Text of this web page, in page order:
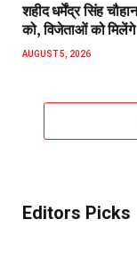
शहीद धर्मेंद्र सिंह
को, विजेताओं को
AUGUST 5, 2026
Editors Picks